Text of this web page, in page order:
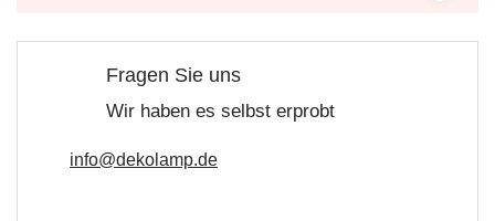
Fragen Sie uns
Wir haben es selbst erprobt
info@dekolamp.de